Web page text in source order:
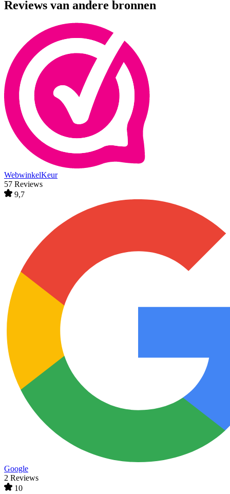
Reviews van andere bronnen
WebwinkelKeur
57 Reviews
9,7
Google
2 Reviews
10